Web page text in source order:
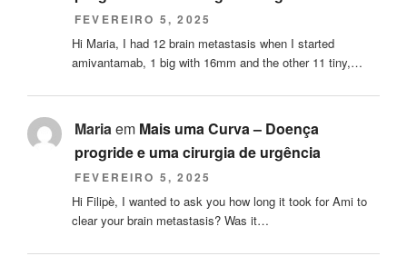
FEVEREIRO 5, 2025
Hi Maria, I had 12 brain metastasis when I started
amivantamab, 1 big with 16mm and the other 11 tiny,…
Mariaem Mais uma Curva – Doença
progride e uma cirurgia de urgência
FEVEREIRO 5, 2025
Hi Filipè, I wanted to ask you how long it took for Ami to
clear your brain metastasis? Was it…